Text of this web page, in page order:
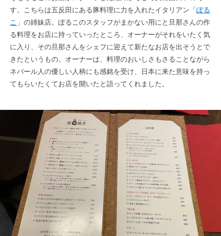
す。こちらは五反田にある豚料理に力を入れたイタリアン「ぽる
こ 」の姉妹店。ぽるこのスタッフがまかない用にと旦那さんの作
る料理をお店に持っていったところ、オーナーがそれをいたく気
に入り、その旦那さんをシェフに迎えて新たなお店を出そうとで
きたというもの。オーナーは、料理のおいしさもさることながら
ネパール人の優しい人柄にも感銘を受け、日本に来た意味を持っ
てもらいたくてお店を開いたと語ってくれました。